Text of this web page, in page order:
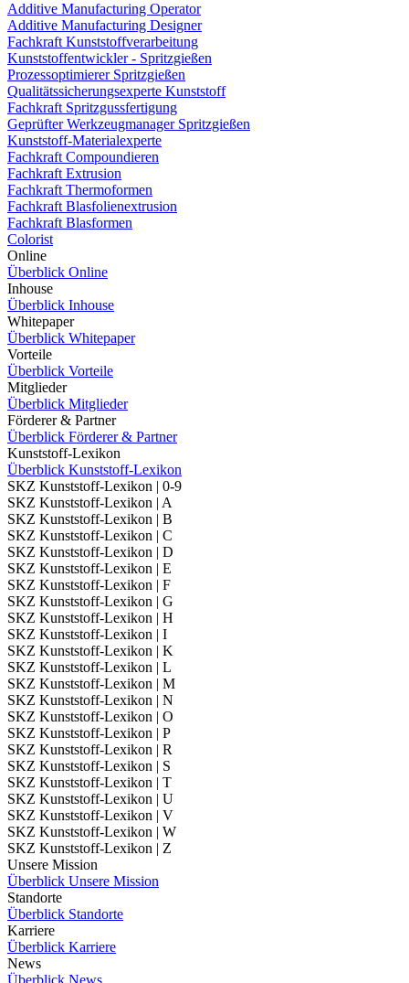
Additive Manufacturing Operator
Additive Manufacturing Designer
Fachkraft Kunststoffverarbeitung
Kunststoffentwickler - Spritzgießen
Prozessoptimierer Spritzgießen
Qualitätssicherungsexperte Kunststoff
Fachkraft Spritzgussfertigung
Geprüfter Werkzeugmanager Spritzgießen
Kunststoff-Materialexperte
Fachkraft Compoundieren
Fachkraft Extrusion
Fachkraft Thermoformen
Fachkraft Blasfolienextrusion
Fachkraft Blasformen
Colorist
Online
Überblick Online
Inhouse
Überblick Inhouse
Whitepaper
Überblick Whitepaper
Vorteile
Überblick Vorteile
Mitglieder
Überblick Mitglieder
Förderer & Partner
Überblick Förderer & Partner
Kunststoff-Lexikon
Überblick Kunststoff-Lexikon
SKZ Kunststoff-Lexikon | 0-9
SKZ Kunststoff-Lexikon | A
SKZ Kunststoff-Lexikon | B
SKZ Kunststoff-Lexikon | C
SKZ Kunststoff-Lexikon | D
SKZ Kunststoff-Lexikon | E
SKZ Kunststoff-Lexikon | F
SKZ Kunststoff-Lexikon | G
SKZ Kunststoff-Lexikon | H
SKZ Kunststoff-Lexikon | I
SKZ Kunststoff-Lexikon | K
SKZ Kunststoff-Lexikon | L
SKZ Kunststoff-Lexikon | M
SKZ Kunststoff-Lexikon | N
SKZ Kunststoff-Lexikon | O
SKZ Kunststoff-Lexikon | P
SKZ Kunststoff-Lexikon | R
SKZ Kunststoff-Lexikon | S
SKZ Kunststoff-Lexikon | T
SKZ Kunststoff-Lexikon | U
SKZ Kunststoff-Lexikon | V
SKZ Kunststoff-Lexikon | W
SKZ Kunststoff-Lexikon | Z
Unsere Mission
Überblick Unsere Mission
Standorte
Überblick Standorte
Karriere
Überblick Karriere
News
Überblick News